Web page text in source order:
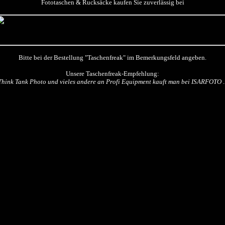
Fototaschen & Rucksäcke kaufen Sie zuverlässig bei
Bitte bei der Bestellung "Taschenfreak" im Bemerkungsfeld angeben.
Unsere Taschenfreak-Empfehlung:
Tank Photo und vieles andere an Profi Equipment kauft man bei ISARFOTO